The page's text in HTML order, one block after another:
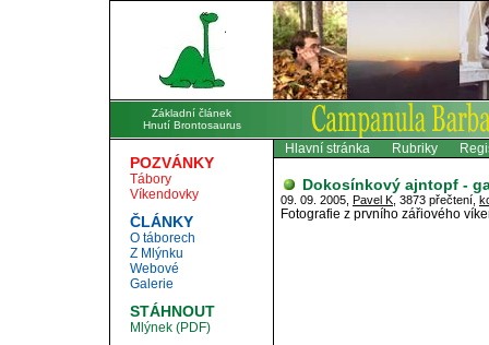
Základní článek
Hnutí Brontosaurus
POZVÁNKY
Tábory
Víkendovky
ČLÁNKY
O táborech
Z Mlýnku
Webové
Galerie
STÁHNOUT
Mlýnek (PDF)
Hlavní stránka Rubriky
Dokosínkový ajntopf -
09. 09. 2005, Pavel K , 3873 přečtení,
Fotografie z prvního zářiového